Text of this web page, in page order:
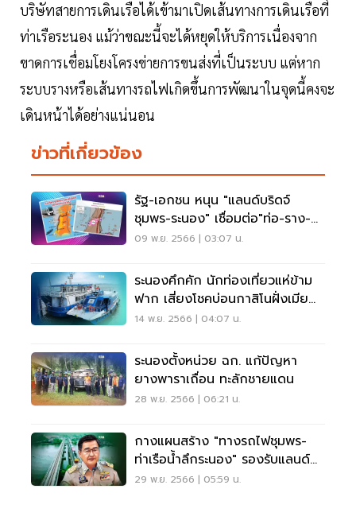
บริษัทสายการเดินเรือได้เข้ามาเปิดเส้นทางการเดินเรือที่
ท่าเรือระนอง แม้ว่าขณะนี้จะได้หยุดให้บริการเนื่องจาก
ขาดการเชื่อมโยงโครงข่ายการขนส่งที่เป็นระบบ แต่หาก
ระบบรางหรือเส้นทางรถไฟเกิดขึ้นการพัฒนาในจุดนี้คงจะ
เดินหน้าได้อย่างแน่นอน
ข่าวที่เกี่ยวข้อง
รัฐ-เอกชน หนุน "แลนด์บริดจ์
ชุมพร-ระนอง" เชื่อมต่อ"ท่อ-ราง-
เรือ"
09 พ.ย. 2566 | 03:07 น.
ระนองคึกคัก นักท่องเที่ยวแห่ข้าม
ฟาก เสี่ยงโชคบ่อนกาสิโนฝั่งเมีย
นมา
14 พ.ย. 2566 | 04:07 น.
ระนองตั้งหน่วย ฉก. แก้ปัญหา
ยางพาราเถื่อน ทะลักชายแดน
28 พ.ย. 2566 | 06:21 น.
กางแผนสร้าง "ทางรถไฟชุมพร-
ท่าเรือน้ำลึกระนอง" รองรับแลนด์
บริดจ์
29 พ.ย. 2566 | 05:59 น.